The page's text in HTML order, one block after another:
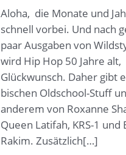
Aloha, die Monate und
schnell vorbei. Und nach
paar Ausgaben von
wird Hip Hop 50 Jahre alt,
Glückwunsch. Daher gibt
bischen Oldschool-Stuff
anderem von Roxanne
Queen Latifah, KRS-1 und
Rakim. Zusätzlich[…]